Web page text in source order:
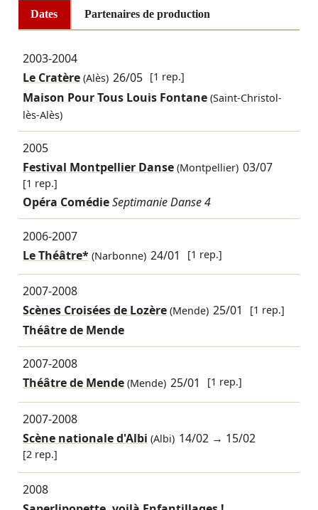
Dates Partenaires de production
2003-2004
Le Cratère(Alès) 26/05 [1 rep.]
Maison Pour Tous Louis Fontane (Saint-Christol-
lès-Alès)
2005
Festival Montpellier Danse(Montpellier) 03/07
[1 rep.]
Opéra ComédieSeptimanie Danse 4
2006-2007
Le Théâtre*(Narbonne) 24/01 [1 rep.]
2007-2008
Scènes Croisées de Lozère(Mende) 25/01 [1 rep.]
Théâtre de Mende
2007-2008
Théâtre de Mende(Mende) 25/01 [1 rep.]
2007-2008
Scène nationale d'Albi (Albi) 14/02 → 15/02
[2 rep.]
2008